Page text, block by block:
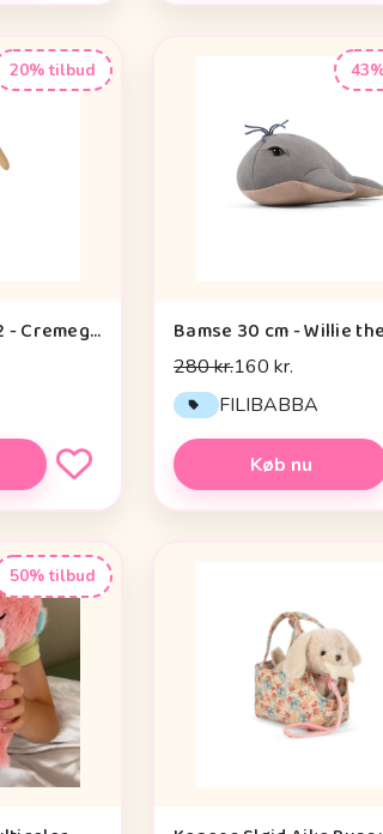
20% tilbud
Maileg Kanin - Str. 2 - Cremegul - Strikket Kjole
280 kr.160 kr.
FILIBABBA
Køb nu
50% tilbud